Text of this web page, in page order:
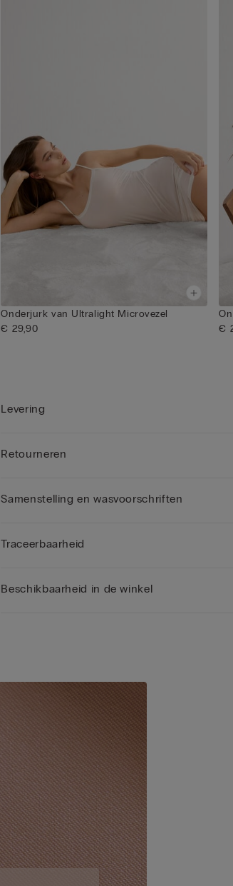
Onderjurk van Ultralight Microvezel
€ 29,90
€
Levering
Retourneren
Samenstelling en wasvoorschriften
Traceerbaarheid
Beschikbaarheid in de winkel